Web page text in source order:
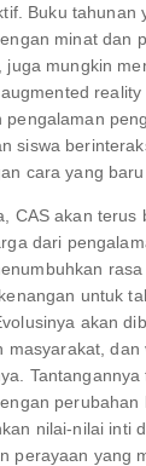
Buku tahunan
minat dan
juga mungkin
pengalaman
siswa
cara yang baru
CAS akan terus
dari
untuk
akan
masyarakat, dan
perubahan
nilai-nilai inti
perayaan yang